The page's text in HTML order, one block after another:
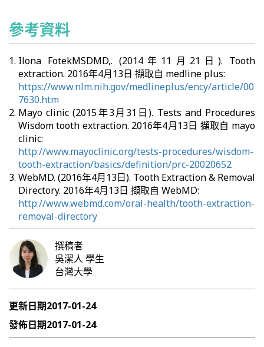
參考資料
Ilona FotekMSDMD,. (2014年11月21日). Tooth
extraction. 2016年4月13日 擷取自 medline plus:
https://www.nlm.nih.gov/medlineplus/ency/article/00
7630.htm
Mayo clinic (2015年3月31日). Tests and Procedures
Wisdom tooth extraction. 2016年4月13日 擷取自 mayo
clinic:
http://www.mayoclinic.org/tests-procedures/wisdom-
tooth-extraction/basics/definition/prc-20020652
WebMD. (2016年4月13日). Tooth Extraction & Removal
Directory. 2016年4月13日 擷取自 WebMD:
http://www.webmd.com/oral-health/tooth-extraction-
removal-directory
撰稿者
吳潔人 學生
台灣大學
更新日期2017-01-24
發佈日期2017-01-24